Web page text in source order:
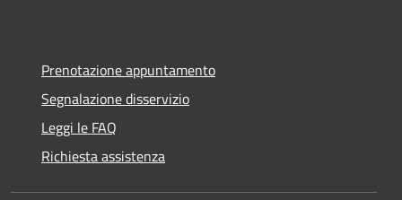
Prenotazione appuntamento
Segnalazione disservizio
Leggi le FAQ
Richiesta assistenza